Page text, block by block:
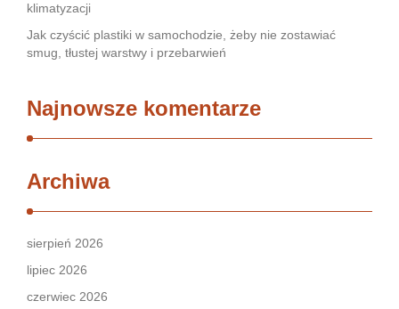
klimatyzacji
Jak czyścić plastiki w samochodzie, żeby nie zostawiać
smug, tłustej warstwy i przebarwień
Najnowsze komentarze
Archiwa
sierpień 2026
lipiec 2026
czerwiec 2026